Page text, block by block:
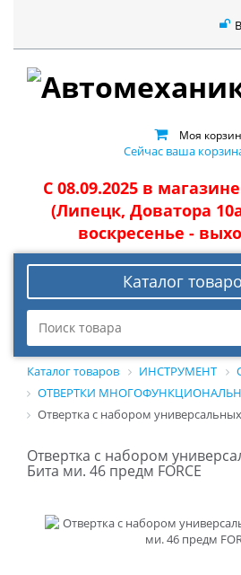
Моя
Сейчас ваша
С 08.09.2025 в
(Липецк, Доватора
воскресенье -
Каталог
Каталог товаров ИНСТРУМЕНТ
ОТВЕРТКИ
Отвертка с набором
Отвертка с набором
Бита ми. 46 предм FORCE